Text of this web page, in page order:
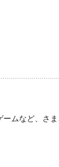
ムなど、さ